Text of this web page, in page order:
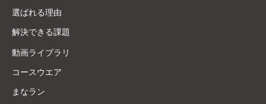
選ばれる理由
解決できる課題
動画ライブラリ
コースウエア
まなラン